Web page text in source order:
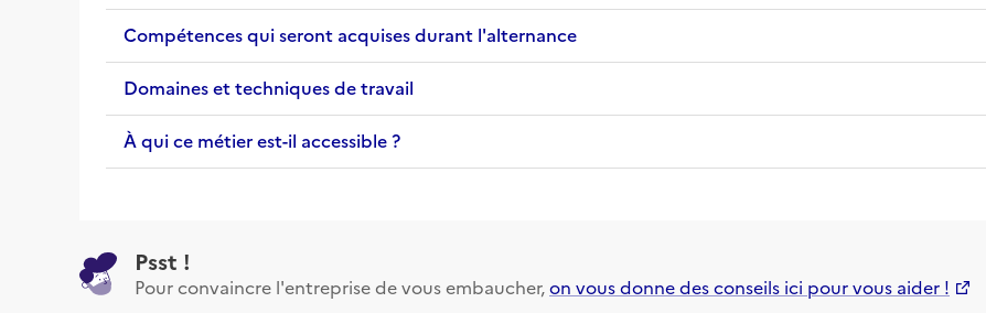
Compétences qui seront acquises durant l'alternance
Domaines et techniques de travail
À qui ce métier est-il accessible ?
Psst !
Pour convaincre l'entreprise de vous embaucher,on vous donne des conseils ici pour vous aider !